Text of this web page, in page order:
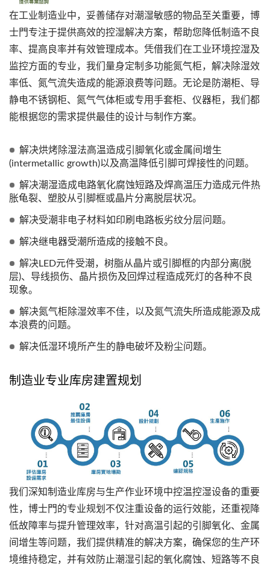
在工业制造业中，妥善储存对潮湿敏感的物品至关重要，博
士門专注于提供高效的控湿解决方案，帮助您降低制造不良
率、提高良率并有效管理成本。凭借我们在工业环境控湿及
监控方面的专业，我们量身定制多功能氮气柜，解决除湿效
率低、氮气流失造成的能源浪费等问题。无论是防潮柜、导
静电不锈钢柜、氮气气体柜或专用手套柜、仪器柜，我们都
能根据您的需求提供最佳的设计与制作方案。
解决烘烤除湿法高温造成引脚氧化或金属间增生
(intermetallic growth)以及高温降低引脚可焊接性的问题。
解决潮湿造成电路氧化腐蚀短路及焊高温压力造成元件热
胀龟裂、塑胶从引脚框或晶片分离脱层状况。
解决受潮非电子材料如印刷电路板劣纹分层问题。
解决继电器受潮所造成的接触不良。
解决LED元件受潮，树脂从晶片或引脚框的内部分离(脱
层)、导线损伤、晶片损伤及回焊过程造成死灯的各种不良
现象。
解决氮气柜除湿效率不佳，以及氮气流失所造成能源及成
本浪费的问题。
解决低湿环境所产生的静电破坏及粉尘问题。
制造业专业库房建置规划
我们深知制造业库房与生产作业环境中控温控湿设备的重要
性，博士門的专业规划不仅注重设备的运行效能，还重视降
低故障率与提升管理效率，针对高温引起的引脚氧化、金属
间增生等问题，我们提供精准的解决方案，确保您的生产环
境维持稳定，并有效防止潮湿引起的氧化腐蚀、短路等不良